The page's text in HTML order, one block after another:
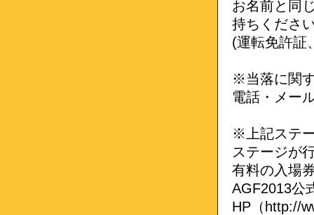
お名前と同
持ちくださ
(運転免許証
※当落に関
電話・メー
※上記ステ
ステージが
有料の入場
AGF2013公
HP（http://